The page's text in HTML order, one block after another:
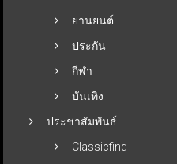
ยานยนต์
ประกัน
กีฬา
บันเทิง
ประชาสัมพันธ์
Classicfind